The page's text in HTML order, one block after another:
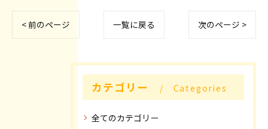
< 前のページ 一覧に戻る 次のページ >
カテゴリー Categories
全てのカテゴリー